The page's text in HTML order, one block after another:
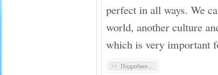
perfect in all ways. We
world, another culture
which is very important
Подробнее...